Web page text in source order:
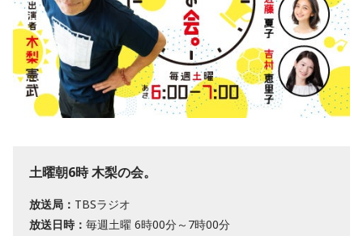
土曜朝6時 木梨の会。
放送局： TBSラジオ
放送日時： 毎週土曜 6時00分～7時00分